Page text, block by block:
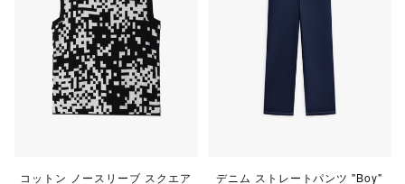
コットン ノースリーブ スクエア
デニム ストレートパンツ "Boy"